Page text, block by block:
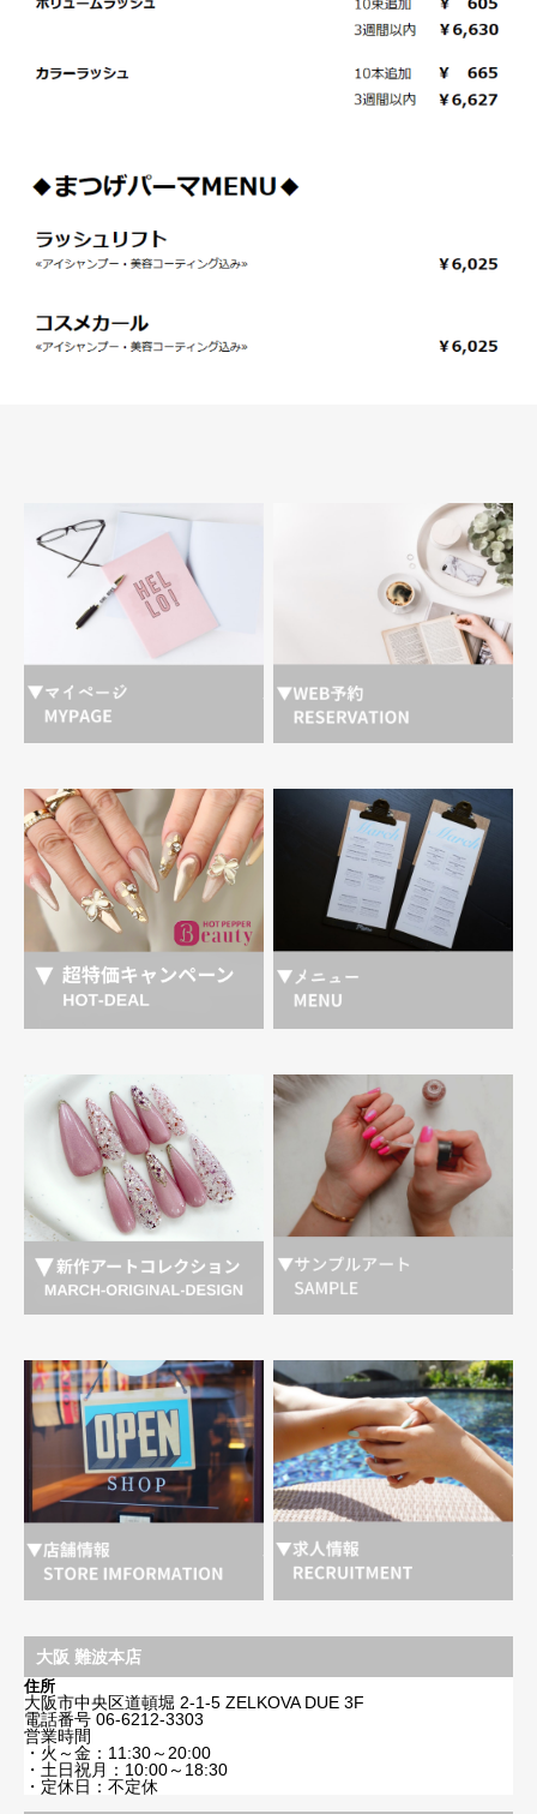
大阪 難波本店
住所
大阪市中央区道頓堀 2-1-5 ZELKOVA DUE 3F
電話番号 06-6212-3303
営業時間
・火～金：11:30～20:00
・土日祝月：10:00～18:30
・定休日：不定休